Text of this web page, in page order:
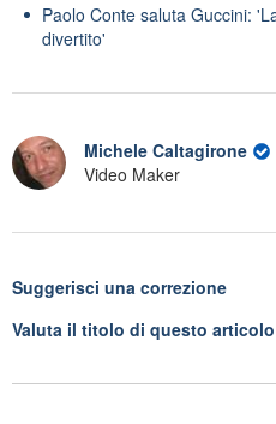
Paolo Conte saluta Guccini:
divertito'
Michele Caltagirone
Video Maker
Suggerisci una correzione
Valuta il titolo di questo articolo